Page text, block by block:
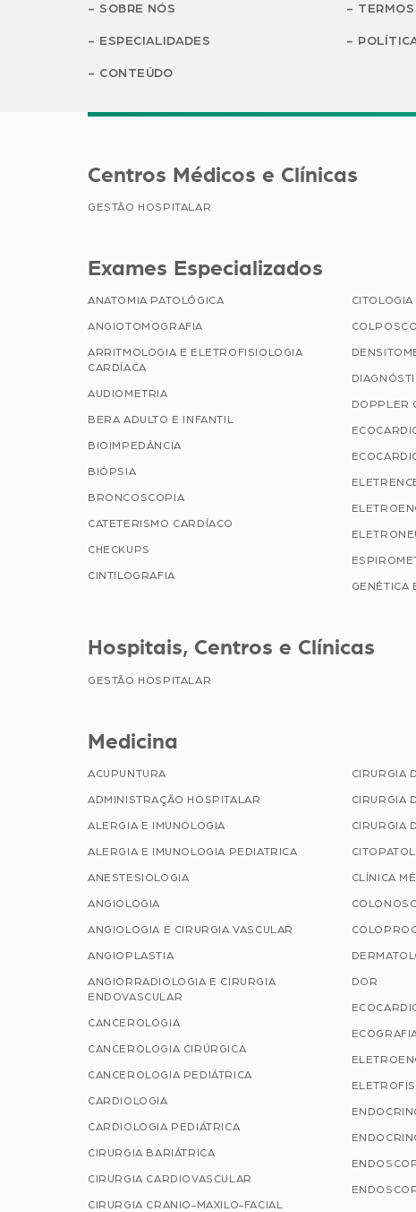
SOBRE NÓS
ESPECIALIDADES
CONTEÚDO
Centros Médicos e Clínicas
GESTÃO HOSPITALAR
Exames Especializados
ANATOMIA PATOLÓGICA
ANGIOTOMOGRAFIA
ARRITMOLOGIA E ELETROFISIOLOGIA
CARDÍACA
AUDIOMETRIA
BERA ADULTO E INFANTIL
BIOIMPEDÂNCIA
BIÓPSIA
BRONCOSCOPIA
CATETERISMO CARDÍACO
CHECKUPS
CINTILOGRAFIA
CITOLOGIA
DOPPLER
GENÉTICA
Hospitais, Centros e Clínicas
GESTÃO HOSPITALAR
Medicina
ACUPUNTURA
ADMINISTRAÇÃO HOSPITALAR
ALERGIA E IMUNOLOGIA
ALERGIA E IMUNOLOGIA PEDIATRICA
ANESTESIOLOGIA
ANGIOLOGIA
ANGIOLOGIA E CIRURGIA VASCULAR
ANGIOPLASTIA
ANGIORRADIOLOGIA E CIRURGIA
ENDOVASCULAR
CANCEROLOGIA
CANCEROLOGIA CIRÚRGICA
CANCEROLOGIA PEDIÁTRICA
CARDIOLOGIA
CARDIOLOGIA PEDIÁTRICA
CIRURGIA BARIÁTRICA
CIRURGIA CARDIOVASCULAR
CIRURGIA CRANIO-MAXILO-FACIAL
CIRURGIA
CIRURGIA
CIRURGIA
CLÍNICA
DOR